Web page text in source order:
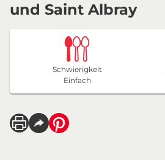
und Saint Albray
Schwierigkeit
Einfach